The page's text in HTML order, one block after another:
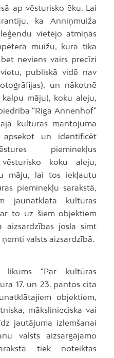
ap vēsturisko ēku. Lai
ka Anniņmuiža
vietējo atmiņās
muižu, kura tika
neviens vairs precīzi
publiskā vidē nav
un nākotnē
māju), koku aleju,
“Riga Annenhof”
kultūras mantojuma
apsekot un identificēt
pieminekļus
koku aleju,
māju, lai tos iekļautu
pieminekļu sarakstā,
jaunatklāta kultūras
to uz šiem objektiem
josla simt
valsts aizsardzībā.
likums “Par kultūras
17. un 23. pantos cita
objektiem,
mākslinieciska vai
jautājuma izlemšanai
valsts aizsargājamo
tiek noteiktas